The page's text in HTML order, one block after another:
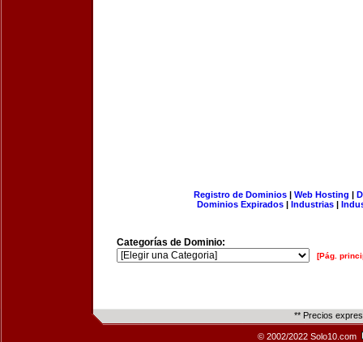
Registro de Dominios| Web Hosting |
Dominios Expirados | Industrias |
Categorías de Dominio:
[Pág.
** Precios
© 2002/2022 Solo10.com